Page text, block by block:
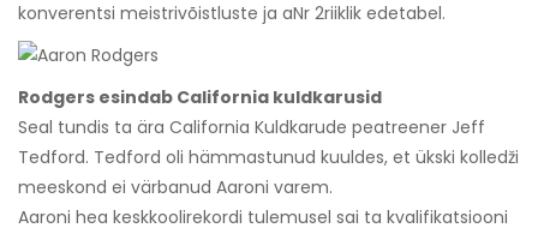
konverentsi meistrivõistluste ja aNr 2riiklik edetabel.
Rodgers esindab California kuldkarusid
Seal tundis ta ära California Kuldkarude peatreener Jeff
Tedford. Tedford oli hämmastunud kuuldes, et ükski kolledži
meeskond ei värbanud Aaroni varem.
Aaroni hea keskkoolirekordi tulemusel sai ta kvalifikatsiooni